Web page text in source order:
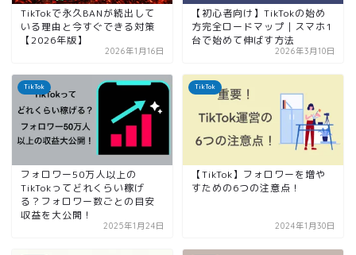
TikTokで永久BANが続出して
いる理由と今すぐできる対策
【2026年版】
2026年1月16日
【初心者向け】TikTokの始め
方完全ロードマップ｜スマホ1
台で始めて伸ばす方法
2026年3月10日
TikTok
フォロワー50万人以上の
TikTokってどれくらい稼げ
る？フォロワー数ごとの目安
収益を大公開！
2025年1月24日
TikTok
【TikTok】フォロワーを増や
すための6つの注意点！
2024年1月30日